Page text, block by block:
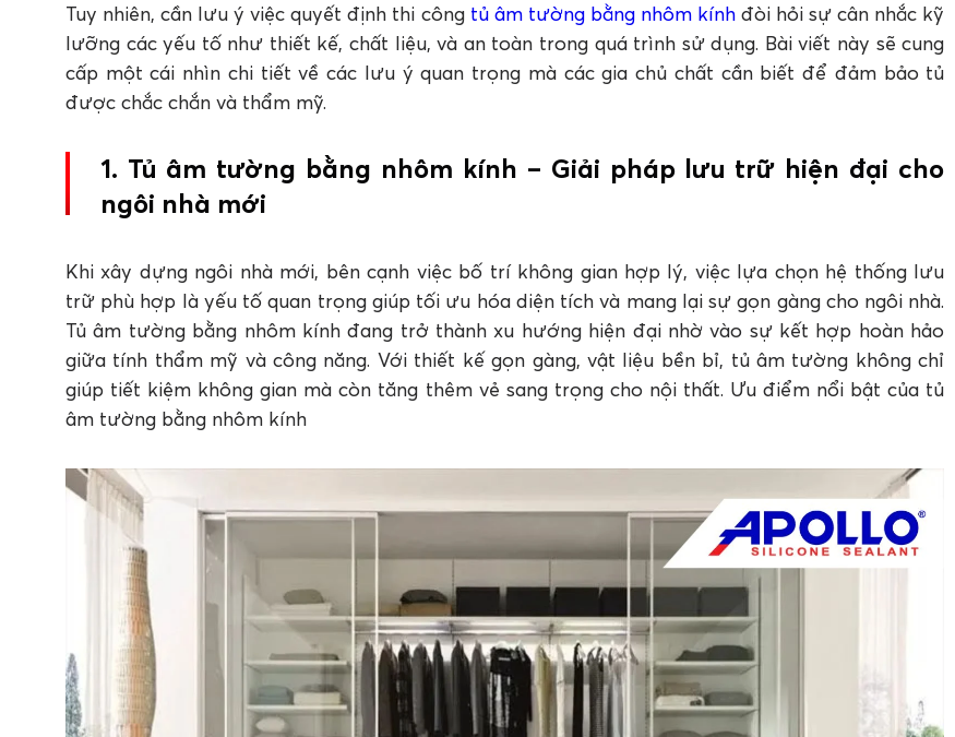
3. Những lưu ý gia chủ cần biết khi quyết định thi công tủ âm tường nhôm kính
3.1 Lựa chọn vị trí đóng tủ phù hợp
3.2 Lựa chọn kiểu dáng tủ phù hợp với không gian
3.3 Chú trọng lựa chọn kỹ thuật đóng tủ âm tường bằng nhôm kính
3.4 Lựa chọn hệ chất trám chất lượng, đảm bảo độ bền cho tủ âm tường bằng nhôm kính
FAQ: Câu hỏi thường gặp về tủ âm tường bằng nhôm kính
1. Cửa kính tủ quần áo nên dùng cửa mở hay cửa lùa?
3. Tại sao nên sử dụng keo silicone trung tính khi thi công tủ âm tường bằng nhôm kính?
4. Làm thế nào để tủ âm tường bằng nhôm kính luôn bền đẹp sau nhiều năm sử dụng?
5. Bao lâu nên kiểm tra và bảo dưỡng tủ âm tường bằng nhôm kính?
Tuy nhiên, cần lưu ý việc quyết định thi công tủ âm tường bằng nhôm kínhđòi hỏi sự cân nhắc kỹ
lưỡng các yếu tố như thiết kế, chất liệu, và an toàn trong quá trình sử dụng. Bài viết này sẽ cung
cấp một cái nhìn chi tiết về các lưu ý quan trọng mà các gia chủ chất cần biết để đảm bảo tủ
được chắc chắn và thẩm mỹ.
1. Tủ âm tường bằng nhôm kính – Giải pháp lưu trữ hiện đại cho
ngôi nhà mới
Khi xây dựng ngôi nhà mới, bên cạnh việc bố trí không gian hợp lý, việc lựa chọn hệ thống lưu
trữ phù hợp là yếu tố quan trọng giúp tối ưu hóa diện tích và mang lại sự gọn gàng cho ngôi nhà.
Tủ âm tường bằng nhôm kính đang trở thành xu hướng hiện đại nhờ vào sự kết hợp hoàn hảo
giữa tính thẩm mỹ và công năng. Với thiết kế gọn gàng, vật liệu bền bỉ, tủ âm tường không chỉ
giúp tiết kiệm không gian mà còn tăng thêm vẻ sang trọng cho nội thất. Ưu điểm nổi bật của tủ
âm tường bằng nhôm kính